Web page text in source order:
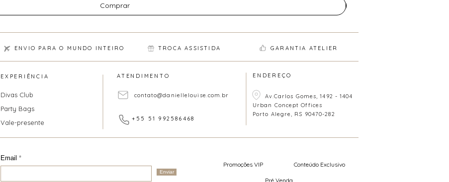
Comprar
ENVIO PARA O MUNDO INTEIRO TROCA ASSISTIDA GARANTIA ATELIER
EXPERIÊNCIA
Divas Club
Party Bags
Vale-presente
ATENDIMENTO ENDEREÇO
Av.Carlos Gomes, 1492 - 1404
Urban Concept Offices
Porto Alegre, RS 90470-282
contato@daniellelouise.com.br
+55 51 992586468
Email
Enviar
Promoções VIP Conteúdo Exclusivo
Pré Venda